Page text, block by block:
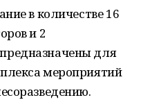
в количестве 16
и 2
для
мероприятий